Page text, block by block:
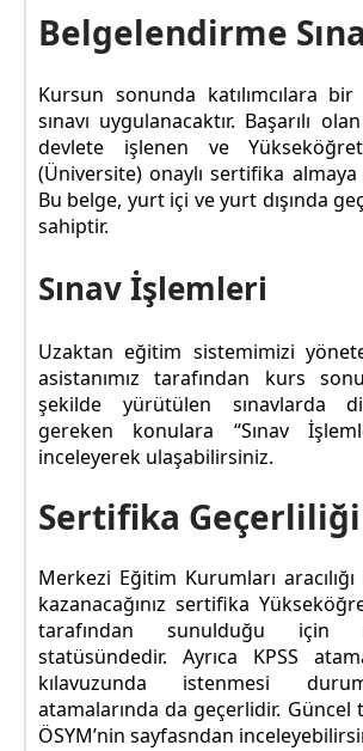
Belgelendirme
Kursun sonunda katılımcılara
sınavı uygulanacaktır. Başarılı
devlete işlenen ve
(Üniversite) onaylı sertifika almaya
Bu belge, yurt içi ve yurt dışında
sahiptir.
Sınav İşlemleri
Uzaktan eğitim sistemimizi
asistanımız tarafından kurs
şekilde yürütülen sınavlarda
gereken konulara “Sınav
inceleyerek ulaşabilirsiniz.
Sertifika Geçerliliği
Merkezi Eğitim Kurumları
kazanacağınız sertifika
tarafından sunulduğu için
statüsündedir. Ayrıca KPSS
kılavuzunda istenmesi
atamalarında da geçerlidir. Güncel
ÖSYM’nin sayfasndan